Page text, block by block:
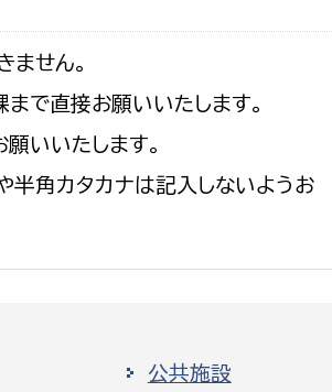
せん。
で直接お願いいたします。
いいたします。
角カタカナは記入しないようお
公共施設